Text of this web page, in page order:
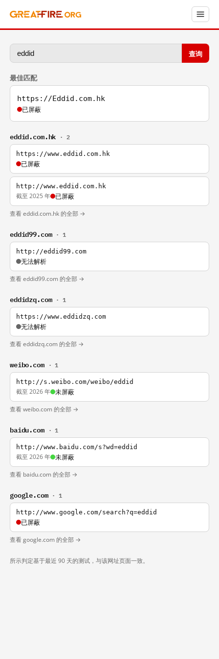
查询
最佳匹配
https://Eddid.com.hk
已屏蔽
eddid.com.hk · 2
https://www.eddid.com.hk
已屏蔽
http://www.eddid.com.hk
截至 2025 年 已屏蔽
查看 eddid.com.hk 的全部 →
eddid99.com · 1
http://eddid99.com
无法解析
查看 eddid99.com 的全部 →
eddidzq.com · 1
https://www.eddidzq.com
无法解析
查看 eddidzq.com 的全部 →
weibo.com · 1
http://s.weibo.com/weibo/eddid
截至 2026 年 未屏蔽
查看 weibo.com 的全部 →
baidu.com · 1
http://www.baidu.com/s?wd=eddid
截至 2026 年 未屏蔽
查看 baidu.com 的全部 →
google.com · 1
http://www.google.com/search?q=eddid
已屏蔽
查看 google.com 的全部 →
所示判定基于最近 90 天的测试，与该网址页面一致。